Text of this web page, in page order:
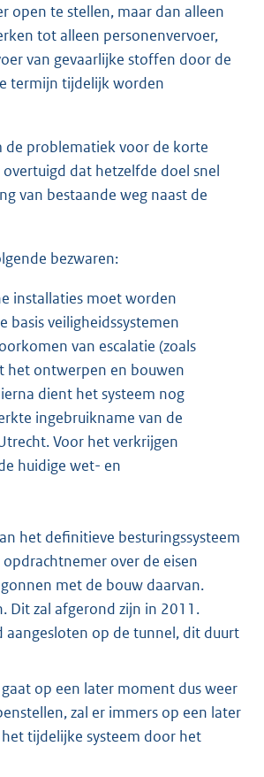
open te stellen, maar dan alleen
tot alleen personenvervoer,
van gevaarlijke stoffen door de
termijn tijdelijk worden
de problematiek voor de korte
dat hetzelfde doel snel
van bestaande weg naast de
bezwaren:
installaties moet worden
basis veiligheidssystemen
van escalatie (zoals
het ontwerpen en bouwen
dient het systeem nog
ingebruikname van de
Voor het verkrijgen
huidige wet- en
het definitieve besturingssysteem
over de eisen
met de bouw daarvan.
Dit zal afgerond zijn in 2011.
aangesloten op de tunnel, dit duurt
op een later moment dus weer
zal er immers op een later
tijdelijke systeem door het